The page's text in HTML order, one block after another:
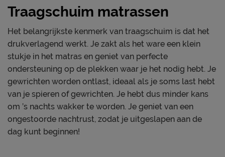
• Optimale ondersteuning voor je lichaam
• Elke nacht slapen in de beste slaaphouding
• Hoge kwaliteit waardoor dit matras éxtra lang
meegaat
Zo houd je je matras langer mooi
Wij adviseren je om dit matras 1x per maand te keren
van hoofd- naar voeteneind (is niet weerszijde
beslaapbaar). Door de handige handvatten kun je
eenvoudig dit matras keren of verplaatsen. Zo profiteer
je zo lang mogelijk van de goede ondersteuning, omdat
ondersteuning
Kern matras
Type matraskern Schuim
Opbouw matraskern
bovenlaag: 4 cm
Airgocell®schuim SG40
middenlaag: 4 cm
traagschuim SG52
onderlaag: 17 cm HRX
Traagschuim matrassen
Het belangrijkste kenmerk van traagschuim is dat het
drukverlagend werkt. Je zakt als het ware een klein
stukje in het matras en geniet van perfecte
ondersteuning op de plekken waar je het nodig hebt. Je
gewrichten worden ontlast, ideaal als je soms last hebt
van je spieren of gewrichten. Je hebt dus minder kans
om ’s nachts wakker te worden. Je geniet van een
ongestoorde nachtrust, zodat je uitgeslapen aan de
dag kunt beginnen!